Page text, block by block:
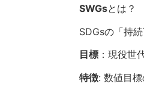
SWGsとは？
SDGsの「持
目標 ：現役世
特徴: 数値目